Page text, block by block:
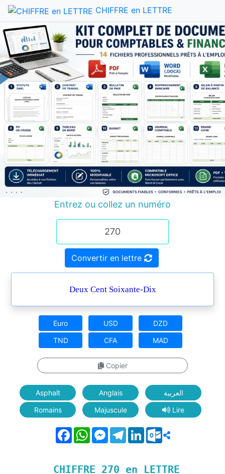
CHIFFRE en LETTRE
Entrez ou collez un numéro
Convertir en lettre
Deux Cent Soixante-Dix
Euro USD
DZD
TND
CFA MAD
Copier
Asphalt Anglais
العربية
Romains
Majuscule Lire
FacebookWhatsAppMessenger
Telegram
LinkedInOutlook.com
CHIFFRE 270 en LETTRE